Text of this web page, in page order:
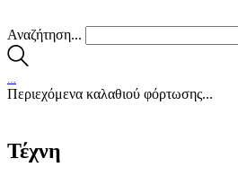
Αναζήτηση...
Περιεχόμενα καλαθιού φόρτωσης...
Τέχνη